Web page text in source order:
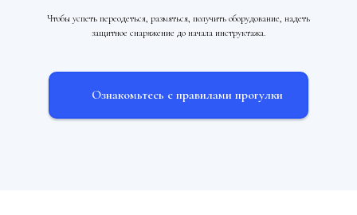
Чтобы успеть переодеться, размяться, получить оборудование, надеть
защитное снаряжение до начала инструктажа.
Ознакомьтесь с правилами прогулки